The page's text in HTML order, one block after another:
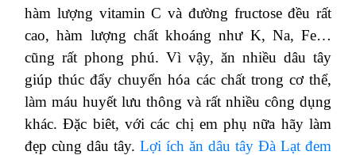
hàm lượng vitamin C và đường fructose đều rất
cao, hàm lượng chất khoáng như K, Na, Fe…
cũng rất phong phú. Vì vậy, ăn nhiều dâu tây
giúp thúc đẩy chuyển hóa các chất trong cơ thể,
làm máu huyết lưu thông và rất nhiều công dụng
khác. Đặc biêt, với các chị em phụ nữa hãy làm
đẹp cùng dâu tây. Lợi ích ăn dâu tây Đà Lạt đem